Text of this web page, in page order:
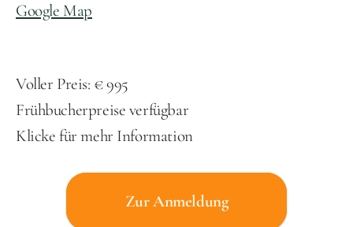
Google Map
Voller Preis: € 995
Frühbucherpreise verfügbar
Klicke für mehr Information
Zur Anmeldung